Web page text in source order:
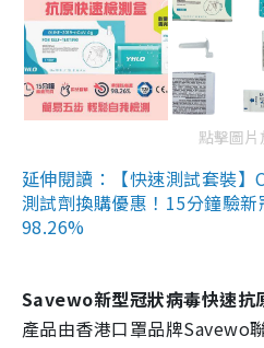
點擊圖片
延伸閱讀：【快速測試套裝】
測試劑換購優惠！15分鐘驗
98.26%
Savewo新型冠狀病毒快速抗
產品由香港口罩品牌Savewo